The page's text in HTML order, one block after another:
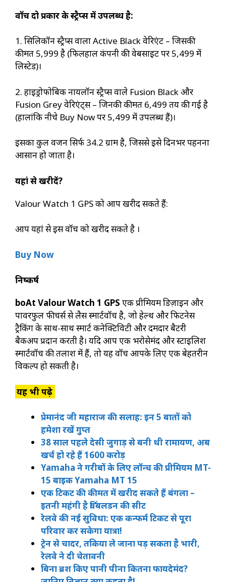
वॉच दो प्रकार के स्ट्रैप्स में उपलब्ध है:
1. सिलिकॉन स्ट्रैप्स वाला Active Black वेरिएंट – जिसकी
कीमत ₹5,999 है (फिलहाल कंपनी की वेबसाइट पर ₹5,499 में
लिस्टेड)।
2. हाइड्रोफोबिक नायलॉन स्ट्रैप्स वाले Fusion Black और
Fusion Grey वेरिएंट्स – जिनकी कीमत ₹6,499 तय की गई है
(हालांकि नीचे Buy Now पर ₹5,499 में उपलब्ध हैं)।
इसका कुल वजन सिर्फ 34.2 ग्राम है, जिससे इसे दिनभर पहनना
आसान हो जाता है।
यहां से खरीदें?
Valour Watch 1 GPS को आप खरीद सकते हैं:
आप यहां से इस वॉच को खरीद सकते है ।
Buy Now
निष्कर्ष
boAt Valour Watch 1 GPS एक प्रीमियम डिज़ाइन और
पावरफुल फीचर्स से लैस स्मार्टवॉच है, जो हेल्थ और फिटनेस
ट्रैकिंग के साथ-साथ स्मार्ट कनेक्टिविटी और दमदार बैटरी
बैकअप प्रदान करती है। यदि आप एक भरोसेमंद और स्टाइलिश
स्मार्टवॉच की तलाश में हैं, तो यह वॉच आपके लिए एक बेहतरीन
विकल्प हो सकती है।
यह भी पढ़े
प्रेमानंद जी महाराज की सलाह: इन 5 बातों को
हमेशा रखें गुप्त
38 साल पहले देसी जुगाड़ से बनी थी रामायण, अब
खर्च हो रहे हैं 1600 करोड़
Yamaha ने गरीबों के लिए लॉन्च की प्रीमियम MT-
15 बाइक Yamaha MT 15
एक टिकट की कीमत में खरीद सकते हैं बंगला –
इतनी महंगी है विंबलडन की सीट
रेलवे की नई सुविधा: एक कन्फर्म टिकट से पूरा
परिवार कर सकेगा यात्रा!
ट्रेन से चादर, तकिया ले जाना पड़ सकता है भारी,
रेलवे ने दी चेतावनी
बिना ब्रश किए पानी पीना कितना फायदेमंद?